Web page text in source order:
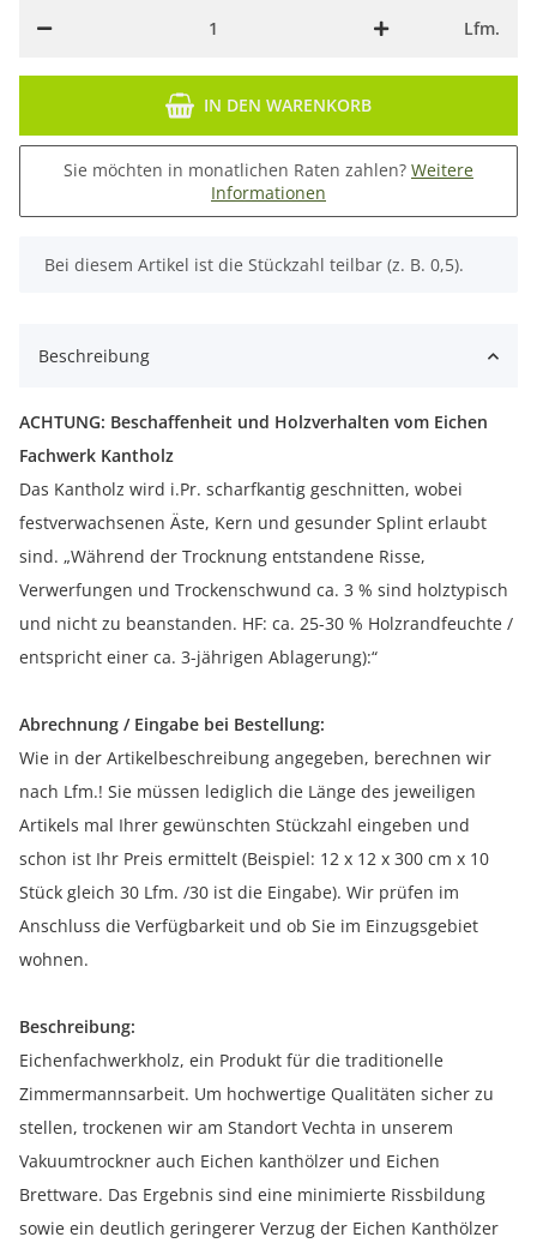
Lfm.
IN DEN WARENKORB
Sie möchten in monatlichen Raten zahlen? Weitere
Informationen
x
Bei diesem Artikel ist die Stückzahl teilbar (z. B. 0,5).
Beschreibung
ACHTUNG: Beschaffenheit und Holzverhalten vom Eichen
Fachwerk Kantholz
Das Kantholz wird i.Pr. scharfkantig geschnitten, wobei
festverwachsenen Äste, Kern und gesunder Splint erlaubt
sind. „Während der Trocknung entstandene Risse,
Verwerfungen und Trockenschwund ca. 3 % sind holztypisch
und nicht zu beanstanden. HF: ca. 25-30 % Holzrandfeuchte /
entspricht einer ca. 3-jährigen Ablagerung):“
Abrechnung / Eingabe bei Bestellung:
Wie in der Artikelbeschreibung angegeben, berechnen wir
nach Lfm.! Sie müssen lediglich die Länge des jeweiligen
Artikels mal Ihrer gewünschten Stückzahl eingeben und
schon ist Ihr Preis ermittelt (Beispiel: 12 x 12 x 300 cm x 10
Stück gleich 30 Lfm. /30 ist die Eingabe). Wir prüfen im
Anschluss die Verfügbarkeit und ob Sie im Einzugsgebiet
wohnen.
Beschreibung:
Eichenfachwerkholz, ein Produkt für die traditionelle
Zimmermannsarbeit. Um hochwertige Qualitäten sicher zu
stellen, trockenen wir am Standort Vechta in unserem
Vakuumtrockner auch Eichen kanthölzer und Eichen
Brettware. Das Ergebnis sind eine minimierte Rissbildung
sowie ein deutlich geringerer Verzug der Eichen Kanthölzer